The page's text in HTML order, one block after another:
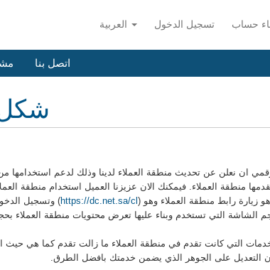
تسجيل الدخول حساب
اتصل بنا
شكل
ان نعلن عن تحديث منطقة العملاء لدينا وذلك لدعم استخدامها من
منطقة العملاء. فيمكنك الان عزيزنا العميل استخدام منطقة
زيارة رابط منطقة العملاء وهو ( https://dc.net.sa/cl) وتسجيل
الشاشة التي تستخدم وبناء عليها تعرض محتويات منطقة العملاء
التي كانت تقدم في منطقة العملاء ما زالت تقدم كما هي
التعديل على الجوهر الذي يضمن خدمتك بافضل الطرق.